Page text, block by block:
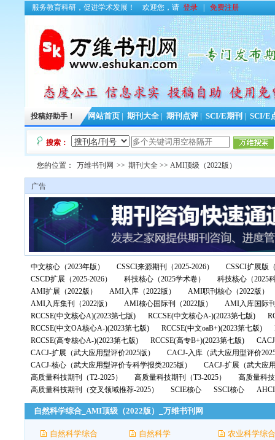
服务教育科研，促进学术发展！ 欢迎您，请 登录 免费注册
投稿好助手！ 网站首页 期刊大全 期刊点评 SCI/E期刊 SCI/E
搜索：
您的位置： 万维书刊网 >> 期刊大全 >> AMI顶级（2022版）
广告
中文核心（2023年版） CSSCI来源期刊（2025-2026）
CSSCI扩展版
CSCD扩展（2025-2026）
科技核心（2025学术卷）
科技核心（2025
AMI扩展（2022版）
AMI入库（2022版）
AMI职刊核心（2022版）
AMI入库集刊（2022版）
AMI核心国际刊（2022版）
AMI入库国际
RCCSE(中文核心A)(2023第七版)
RCCSE(中文核心A-)(2023第七版)
RCCSE(中文OA核心A-)(2023第七版)
RCCSE(中文oaB+)(2023第七版)
RCCSE(高专核心A-)(2023第七版)
RCCSE(高专B+)(2023第七版)
CACJ-扩展（武大应用型评价2025版）
CACJ-入库（武大应用型评价
CACJ-核心（武大应用型评价专科学报类2025版）
CACJ-扩展（武大应
高质量科技期刊（T2-2025）
高质量科技期刊（T3-2025）
高质量科
高质量科技期刊（交叉领域推荐-2025）
SCIE核心 SSCI核心
自然科学综合_AMI顶级（2022版）_万维书刊网
自然科学综合 自然科学
农业科学综合